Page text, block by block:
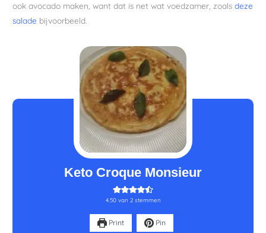
ook avocado maken, want dat is net wat voedzamer, zoalsdeze
salade bijvoorbeeld.
Keto Croque Monsieur
4.50van 2stemmen
Print Pin
minuten
minuten minuten